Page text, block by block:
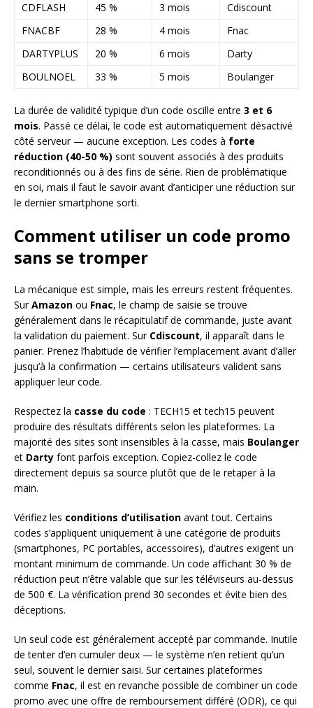
CDFLASH
45 % 3 mois
Cdiscount
FNACBF
28 % 4 mois
Fnac
DARTYPLUS
20 % 6 mois
Darty
BOULNOEL
33 % 5 mois Boulanger
La durée de validité typique d’un code oscille entre 3 et 6
mois. Passé ce délai, le code est automatiquement désactivé
côté serveur — aucune exception. Les codes à forte
réduction (40-50 %) sont souvent associés à des produits
reconditionnés ou à des fins de série. Rien de problématique
en soi, mais il faut le savoir avant d’anticiper une réduction sur
le dernier smartphone sorti.
Comment utiliser un code promo
sans se tromper
La mécanique est simple, mais les erreurs restent fréquentes.
SurAmazon ou Fnac, le champ de saisie se trouve
généralement dans le récapitulatif de commande, juste avant
la validation du paiement. Sur Cdiscount, il apparaît dans le
panier. Prenez l’habitude de vérifier l’emplacement avant d’aller
jusqu’à la confirmation — certains utilisateurs valident sans
appliquer leur code.
Respectez la casse du code : TECH15 et tech15 peuvent
produire des résultats différents selon les plateformes. La
majorité des sites sont insensibles à la casse, mais Boulanger
et Darty font parfois exception. Copiez-collez le code
directement depuis sa source plutôt que de le retaper à la
main.
Vérifiez les conditions d’utilisation avant tout. Certains
codes s’appliquent uniquement à une catégorie de produits
(smartphones, PC portables, accessoires), d’autres exigent un
montant minimum de commande. Un code affichant 30 % de
réduction peut n’être valable que sur les téléviseurs au-dessus
de 500 €. La vérification prend 30 secondes et évite bien des
déceptions.
Un seul code est généralement accepté par commande. Inutile
de tenter d’en cumuler deux — le système n’en retient qu’un
seul, souvent le dernier saisi. Sur certaines plateformes
comme Fnac, il est en revanche possible de combiner un code
promo avec une offre de remboursement différé (ODR), ce qui